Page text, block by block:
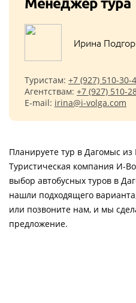
Ирина
Туристам: +7 (927) 510-30-
Агентствам: +7 (927) 510-
E-mail: irina@i-volga.com
Планируете тур в Дагомыс из
Туристическая компания И-
выбор автобусных туров в
нашли подходящего
или позвоните нам, и мы
предложение.